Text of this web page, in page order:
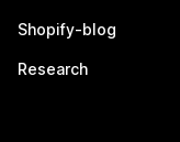
Shopify-blog
Research